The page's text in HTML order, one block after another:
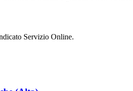
Servizio Online.